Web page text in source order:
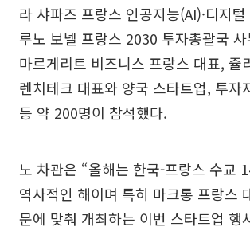
라 샤파즈 프랑스 인공지능(AI)·디지
루노 보넬 프랑스 2030 투자총괄국
마르게리트 비즈니스 프랑스 대표, 쥴
렌치테크 대표와 양국 스타트업, 투자
등 약 200명이 참석했다.
노 차관은 “올해는 한국-프랑스 수교
역사적인 해이며 특히 마크롱 프랑스
문에 맞춰 개최하는 이번 스타트업 행